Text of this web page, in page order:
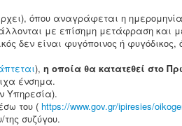
όπου αναγράφεται η
με επίσημη μετάφραση
δεν είναι φυγόποινος ή
), η οποία θα κατατεθεί στο
ένσημα.
την Υπηρεσία).
του ( https://www.gov.gr/ipiresies/
της συζύγου.